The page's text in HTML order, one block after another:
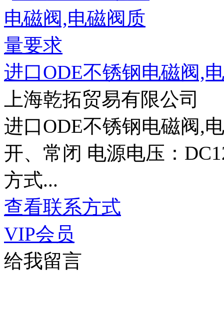
进口ODE不锈钢电磁阀,
上海乾拓贸易有限公司
进口ODE不锈钢电磁阀,
开、常闭 电源电压：
方式...
查看联系方式
VIP会员
给我留言